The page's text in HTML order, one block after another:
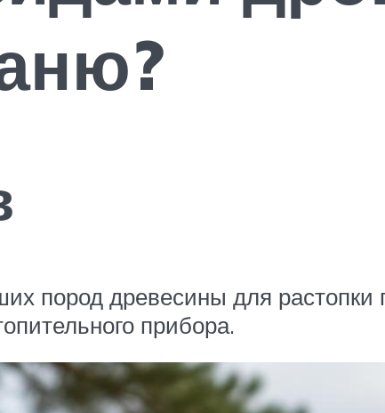
пород древесины для растопки
прибора.